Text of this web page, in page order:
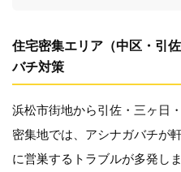
住宅密集エリア（中区・引
バチ対策
浜松市街地から引佐・三ヶ日
密集地では、アシナガバチが
に営巣するトラブルが多発し